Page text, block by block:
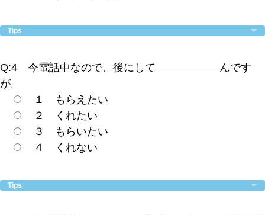
Tips
Q:4 今電話中なので、後にして
んです
が。
１ もらえたい
２ くれたい
３ もらいたい
４ くれない
Tips